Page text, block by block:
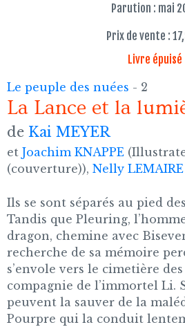
Parution : mai
Prix de vente :
Livre épuisé
Le peuple des nuées - 2
La Lance et la
de Kai MEYER
et Joachim KNAPPE
(couverture)), Nelly LEMAIRE
Ils se sont séparés au pied
Tandis que Pleuring,
dragon, chemine avec
recherche de sa mémoire
s’envole vers le cimetière
compagnie de l’immortel Li.
peuvent la sauver de la
Pourpre qui la conduit